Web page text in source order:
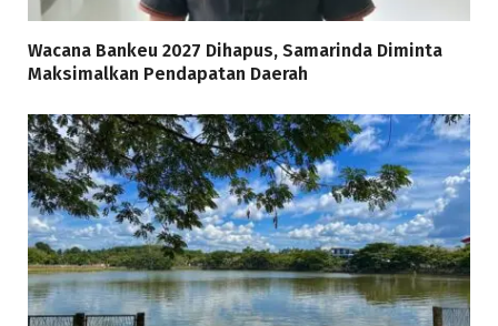
Wacana Bankeu 2027 Dihapus, Samarinda Diminta
Maksimalkan Pendapatan Daerah